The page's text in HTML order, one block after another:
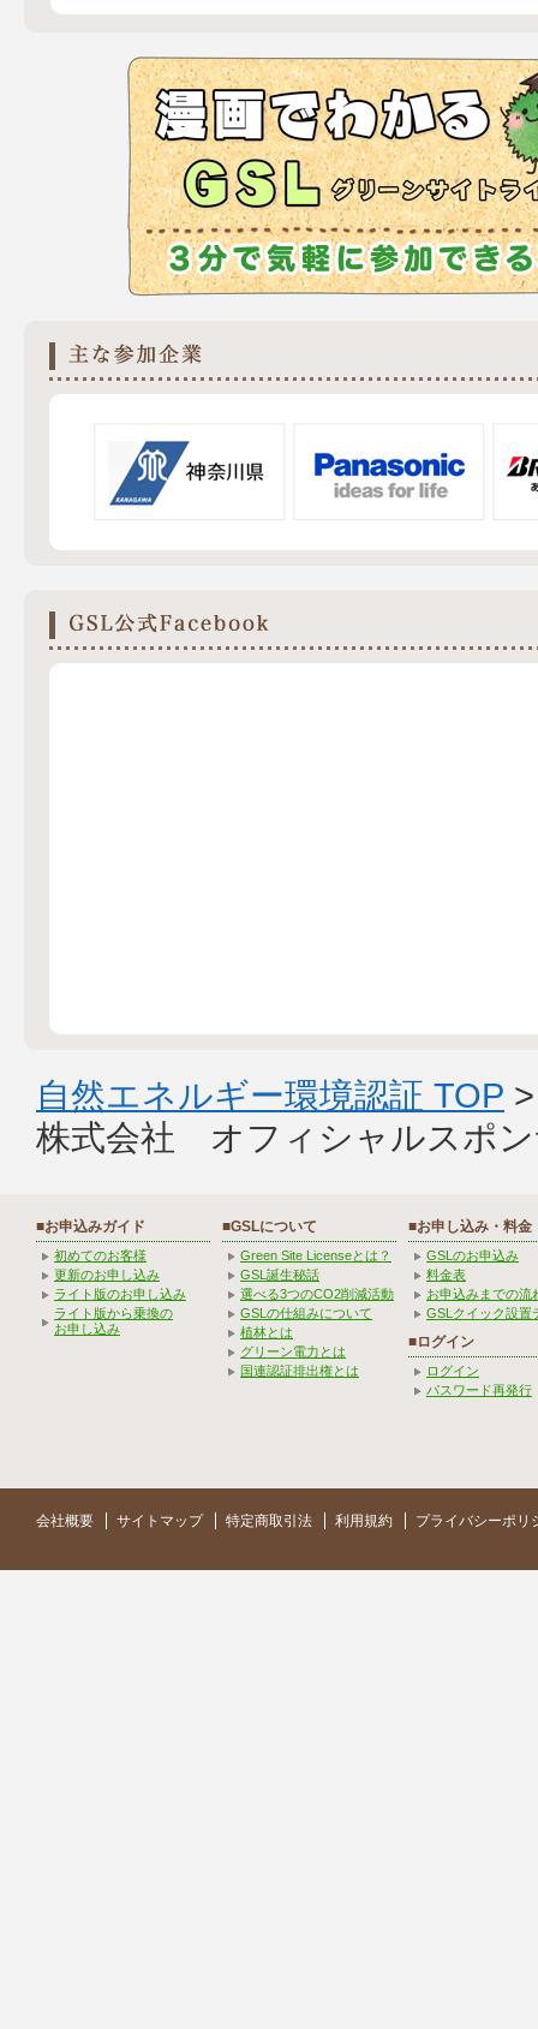
自然エネルギー環境認証 TOP
株式会社 オフィシャルスポン
■お申込みガイド
初めてのお客様
更新のお申し込み
ライト版のお申し込み
ライト版から乗換の
お申し込み
■GSLについて
Green Site Licenseとは？
GSL誕生秘話
選べる3つのCO2削減活動
GSLの仕組みについて
植林とは
グリーン電力とは
国連認証排出権とは
■お申し込み・料金
GSLのお申込み
料金表
お申込みまでの流
GSLクイック設置
■ログイン
ログイン
パスワード再発行
会社概要 サイトマップ 特定商取引法 利用規約 プライバシーポリ